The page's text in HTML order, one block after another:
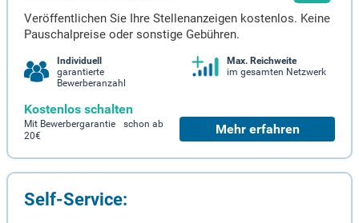
Veröffentlichen Sie Ihre Stellenanzeigen kostenlos. Keine
Pauschalpreise oder sonstige Gebühren.
Individuell
garantierte
Bewerberanzahl
Max. Reichweite
im gesamten Netzwerk
Kostenlos schalten
Mit Bewerbergarantie schon ab
20€
Mehr erfahren
Self-Service: